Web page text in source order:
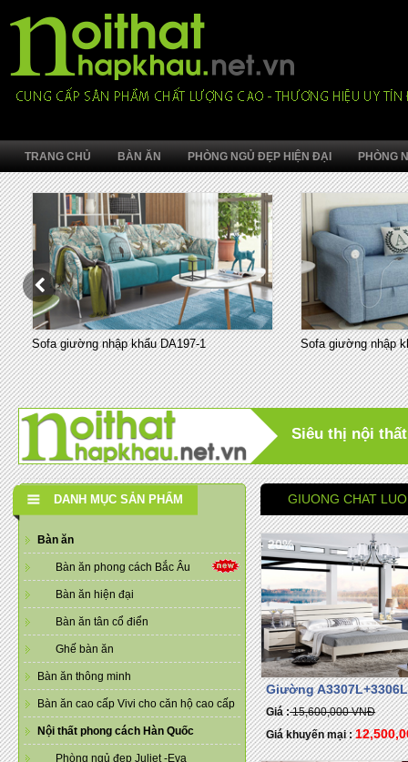
TRANG CHỦ BÀN ĂN PHÒNG NGỦ ĐẸP HIỆN ĐẠI PHÒNG
Sofa giường nhập khẩu DA197-1 Sofa giường nhập
Siêu thị nội
DANH MỤC SẢN PHẨM
Bàn ăn
Bàn ăn phong cách Bắc Âu
Bàn ăn hiện đại
Bàn ăn tân cổ điển
Ghế bàn ăn
Bàn ăn thông minh
Bàn ăn cao cấp Vivi cho căn hộ cao cấp
Nội thất phong cách Hàn Quốc
Phòng ngủ đẹp Juliet -Eva
GIUONG CHAT
- 20%
Giường A3307L+3306L
Giá :15,600,000 VNĐ
Giá khuyến mại :